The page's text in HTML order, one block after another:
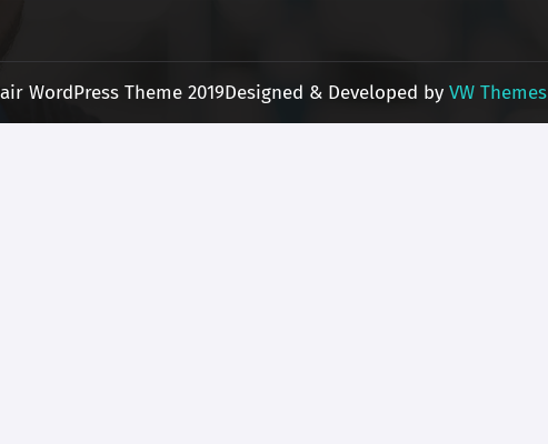
WordPress Theme 2019Designed & Developed byVW Themes